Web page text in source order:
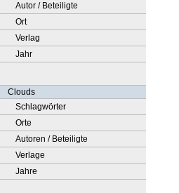
Autor / Beteiligte
Ort
Verlag
Jahr
Clouds
Schlagwörter
Orte
Autoren / Beteiligte
Verlage
Jahre